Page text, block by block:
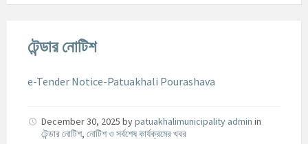
টেন্ডার নোটিশ
e-Tender Notice-Patuakhali Pourashava
December 30, 2025 bypatuakhalimunicipality admin in
টেন্ডার নোটিশ, নোটিশ ও সর্বশেষ কার্যক্রমের খবর